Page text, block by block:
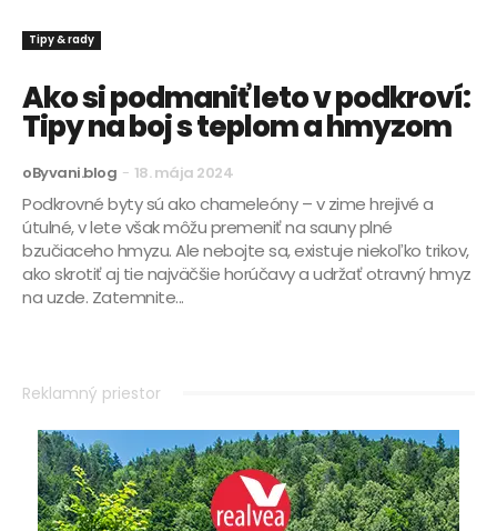
Tipy & rady
Ako si podmaniť leto v podkroví:
Tipy na boj s teplom a hmyzom
oByvani.blog - 18. mája 2024
Podkrovné byty sú ako chameleóny – v zime hrejivé a
útulné, v lete však môžu premeniť na sauny plné
bzučiaceho hmyzu. Ale nebojte sa, existuje niekoľko trikov,
ako skrotiť aj tie najväčšie horúčavy a udržať otravný hmyz
na uzde. Zatemnite...
Reklamný priestor